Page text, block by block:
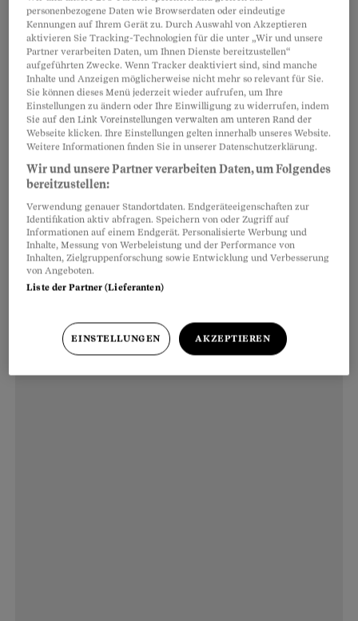
Artikel teilen
Die Tätigkeit des Zahnprothetikers ist
zweigeteilt:
personenbezogene Daten wie Browserdaten oder eindeutige
Kennungen auf Ihrem Gerät zu. Durch Auswahl von Akzeptieren
aktivieren Sie Tracking-Technologien für die unter „Wir und unsere
Partner verarbeiten Daten, um Ihnen Dienste bereitzustellen“
aufgeführten Zwecke. Wenn Tracker deaktiviert sind, sind manche
Inhalte und Anzeigen möglicherweise nicht mehr so relevant für Sie.
Sie können dieses Menü jederzeit wieder aufrufen, um Ihre
Einstellungen zu ändern oder Ihre Einwilligung zu widerrufen, indem
Sie auf den Link Voreinstellungen verwalten am unteren Rand der
Webseite klicken. Ihre Einstellungen gelten innerhalb unseres Website.
Weitere Informationen finden Sie in unserer Datenschutzerklärung.
Wir und unsere Partner verarbeiten Daten, um Folgendes
bereitzustellen:
Verwendung genauer Standortdaten. Endgeräteeigenschaften zur
Identifikation aktiv abfragen. Speichern von oder Zugriff auf
Informationen auf einem Endgerät. Personalisierte Werbung und
Inhalte, Messung von Werbeleistung und der Performance von
Inhalten, Zielgruppenforschung sowie Entwicklung und Verbesserung
von Angeboten.
Liste der Partner (Lieferanten)
EINSTELLUNGEN AKZEPTIEREN